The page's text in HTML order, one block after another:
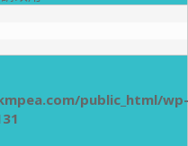
public_html/wp-